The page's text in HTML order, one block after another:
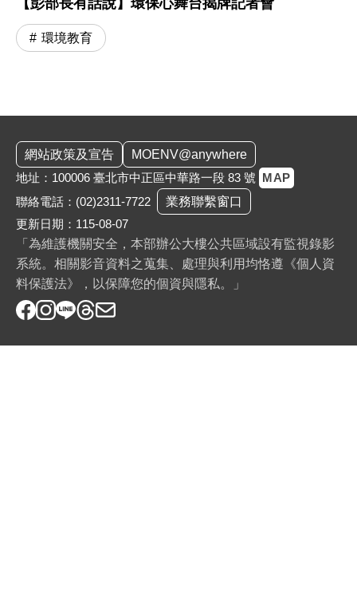
【彭部長有話說】環保心舞台揭牌記者會
環境教育
網站政策及宣告
MOENV@anywhere
地址：100006 臺北市中正區中華路一段 83 號 MAP
聯絡電話： (02)2311-7722
業務聯繫窗口
更新日期：115-08-07
「為維護機關安全，本部辦公大樓公共區域設有監視錄影
系統。相關影音資料之蒐集、處理與利用均恪遵《個人資
料保護法》，以保障您的個資與隱私。」